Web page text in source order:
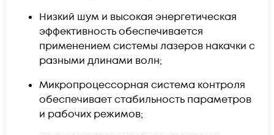
Низкий шум и высокая энергетическая
эффективность обеспечивается
применением системы лазеров накачки с
разными длинами волн;
Микропроцессорная система контроля
обеспечивает стабильность параметров
и рабочих режимов;